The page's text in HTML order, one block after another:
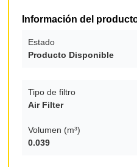
Información del
Estado
Producto Disponible
Tipo de filtro
Air Filter
Volumen (m³)
0.039